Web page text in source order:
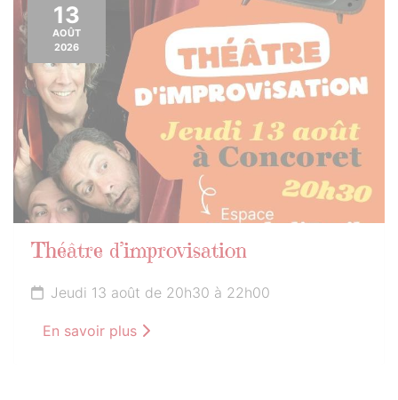
13
AOÛT
2026
Théâtre d’improvisation
Jeudi 13 août de 20h30 à 22h00
En savoir plus